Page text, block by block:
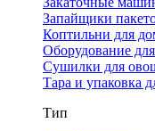
Запайщики
Коптильни для
Оборудование
Сушилки для
Тара и упаковка
Тип